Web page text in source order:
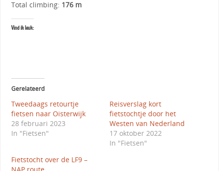
Total climbing: 176 m
Vind ik leuk:
Gerelateerd
Tweedaags retourtje
fietsen naar Oisterwijk
28 februari 2023
In "Fietsen"
Reisverslag kort
fietstochtje door het
Westen van Nederland
17 oktober 2022
In "Fietsen"
Fietstocht over de LF9 –